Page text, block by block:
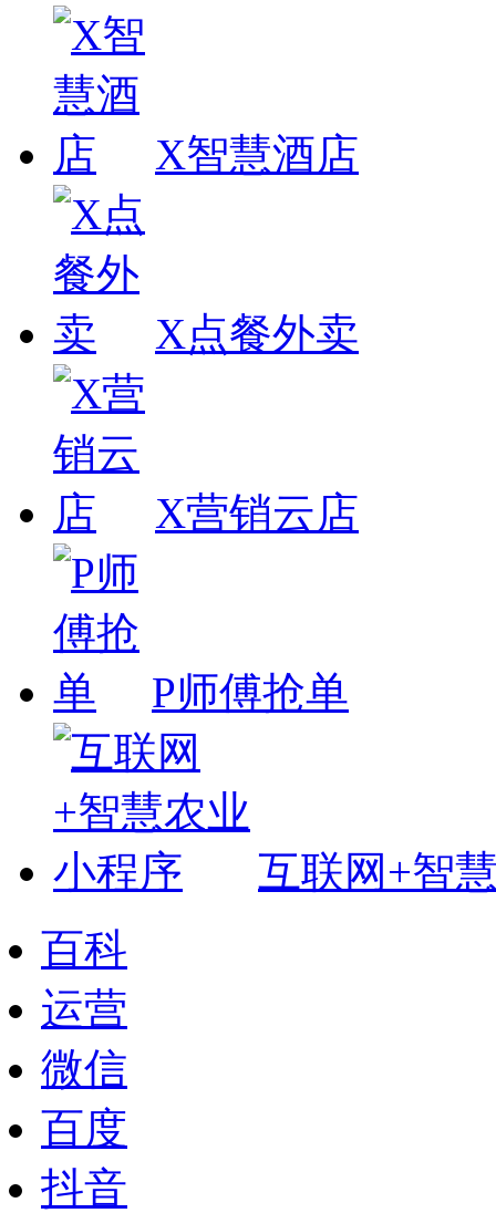
X智慧酒店
X点餐外卖
X营销云店
P师傅抢单
互联网+智
百科
运营
微信
百度
抖音